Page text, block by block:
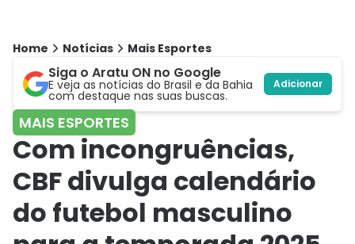
Home Notícias Mais Esportes
Siga o Aratu ON no Google
E veja as notícias do Brasil e da Bahia
com destaque nas suas buscas.
Adicionar
MAIS ESPORTES
Com incongruências,
CBF divulga calendário
do futebol masculino